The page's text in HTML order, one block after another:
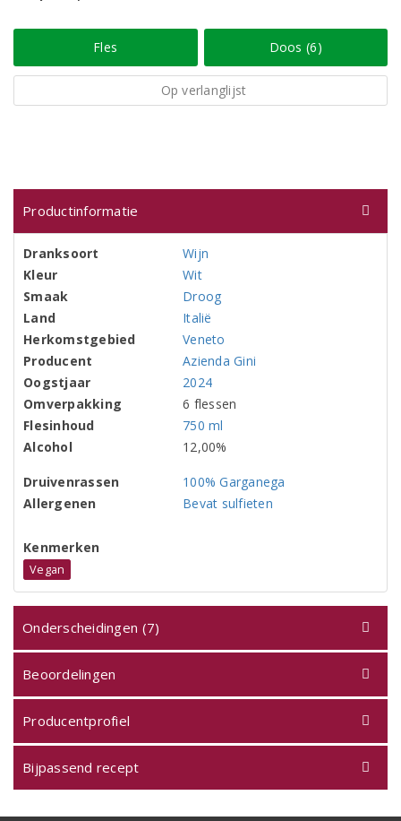
Fles Doos (6)
Op verlanglijst
Productinformatie
Dranksoort
Wijn
Kleur
Wit
Smaak
Droog
Land
Italië
Herkomstgebied
Veneto
Producent
Azienda Gini
Oogstjaar
2024
Omverpakking
6 flessen
Flesinhoud
750 ml
Alcohol
12,00%
Druivenrassen
100% Garganega
Allergenen
Bevat sulfieten
Kenmerken
Vegan
Onderscheidingen (7)
Beoordelingen
Producentprofiel
Bijpassend recept